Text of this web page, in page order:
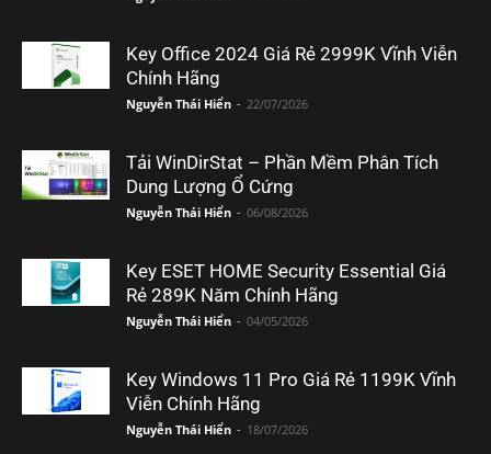
Key Office 2024 Giá Rẻ 2999K Vĩnh Viễn
Chính Hãng
Nguyễn Thái Hiển - 22/07/2026
Tải WinDirStat – Phần Mềm Phân Tích
Dung Lượng Ổ Cứng
Nguyễn Thái Hiển - 06/08/2026
Key ESET HOME Security Essential Giá
Rẻ 289K Năm Chính Hãng
Nguyễn Thái Hiển - 04/05/2026
Key Windows 11 Pro Giá Rẻ 1199K Vĩnh
Viễn Chính Hãng
Nguyễn Thái Hiển - 18/07/2026